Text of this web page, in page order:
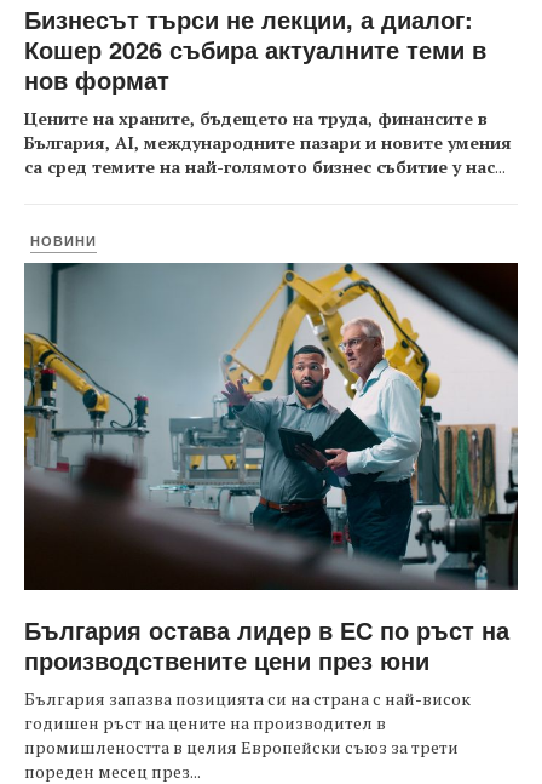
Бизнесът търси не лекции, а диалог:
Кошер 2026 събира актуалните теми в
нов формат
Цените на храните, бъдещето на труда, финансите в
България, AI, международните пазари и новите умения
са сред темите на най-голямото бизнес събитие у нас...
НОВИНИ
България остава лидер в ЕС по ръст на
производствените цени през юни
България запазва позицията си на страна с най-висок
годишен ръст на цените на производител в
промишлеността в целия Европейски съюз за трети
пореден месец през...